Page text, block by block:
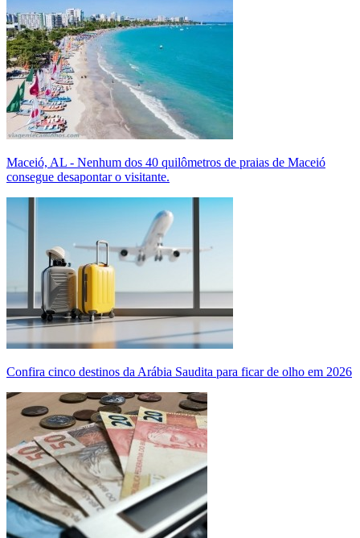
Maceió, AL - Nenhum dos 40 quilômetros de praias de Maceió
consegue desapontar o visitante.
Confira cinco destinos da Arábia Saudita para ficar de olho em 2026